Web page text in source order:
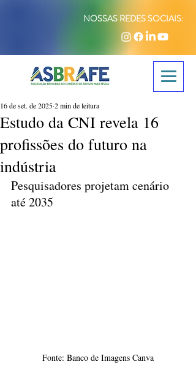
NOSSAS REDES SOCIAIS:
Estudo da CNI revela 16
profissões do futuro na
indústria
16 de set. de 20252 min de leitura
Pesquisadores projetam cenário
até 2035
Fonte: Banco de Imagens Canva